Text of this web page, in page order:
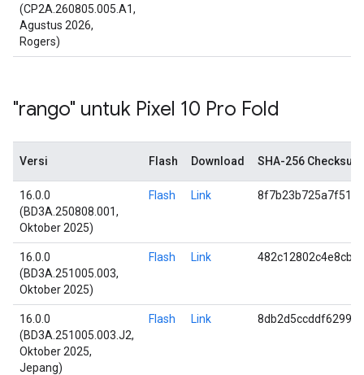
(CP2A.260805.005.A1,
Agustus 2026,
Rogers)
"rango" untuk Pixel 10 Pro Fold
Versi Flash Download SHA-256 Checksum
16.0.0
(BD3A.250808.001,
Oktober 2025)
Flash Link
16.0.0
(BD3A.251005.003,
Oktober 2025)
Flash Link
16.0.0
(BD3A.251005.003.J2,
Oktober 2025,
Jepang)
Flash Link